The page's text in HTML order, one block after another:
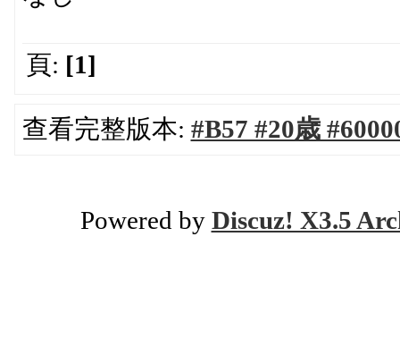
頁: [1]
查看完整版本: #B57 #20歳
Powered by Discuz! X3.5